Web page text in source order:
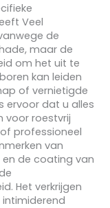
Veel
de
maar de
om het uit te
kan leiden
of vernietigde
ervoor dat u alles
voor roestvrij
professioneel
van
de coating van
Het verkrijgen